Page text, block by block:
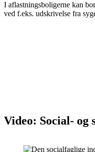
I aflastningsboligerne kan
ved f.eks. udskrivelse fra
Video: Social- og